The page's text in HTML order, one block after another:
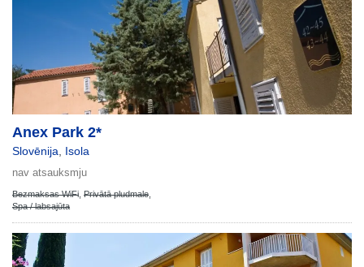
Anex Park 2*
Slovēnija Isola
nav atsauksmju
Bezmaksas WiFi Privātā pludmale
Spa / labsajūta